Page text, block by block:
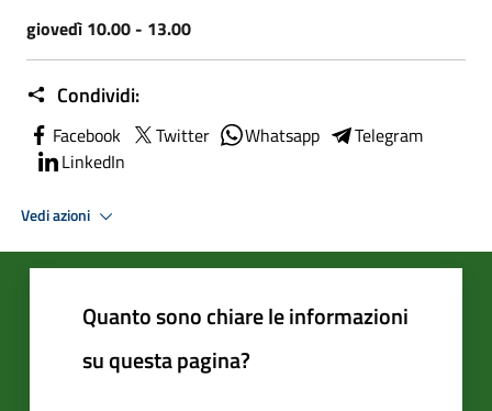
giovedì 10.00 - 13.00
Condividi:
Facebook Twitter Whatsapp
Telegram
LinkedIn
Vedi azioni
Quanto sono chiare le informazioni
su questa pagina?